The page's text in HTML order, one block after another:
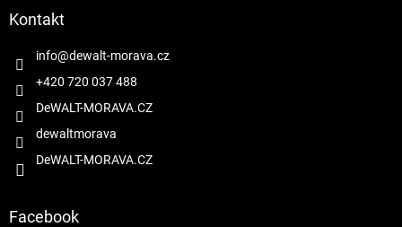
Kontakt
info@dewalt-morava.cz
+420 720 037 488
DeWALT-MORAVA.CZ
dewaltmorava
DeWALT-MORAVA.CZ
Facebook